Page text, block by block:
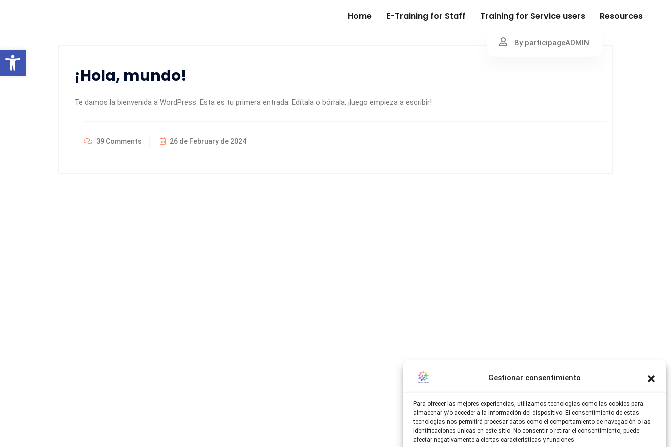
Open toolbar
Gestionar consentimiento
Para ofrecer las mejores experiencias, utilizamos tecnologías como las cookies para
almacenar y/o acceder a la información del dispositivo. El consentimiento de estas
tecnologías nos permitirá procesar datos como el comportamiento de navegación o las
identificaciones únicas en este sitio. No consentir o retirar el consentimiento, puede
afectar negativamente a ciertas características y funciones.
Home E-Training for Staff Training for Service users Resources
By participageADMIN
¡Hola, mundo!
Te damos la bienvenida a WordPress. Esta es tu primera entrada. Edítala o bórrala, ¡luego empieza a escribir!
39 Comments 26 de February de 2024